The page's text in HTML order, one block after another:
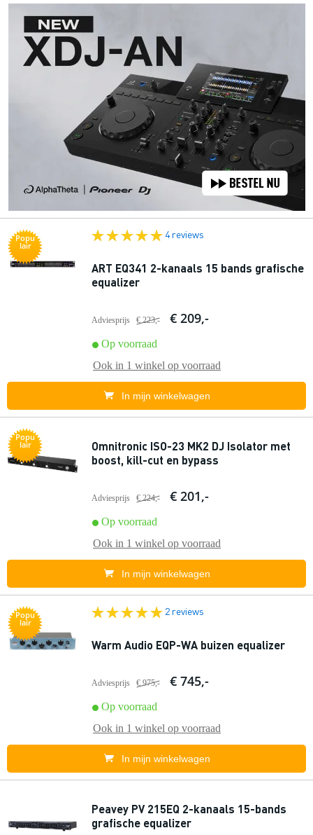
Popu
lair
4 reviews
ART EQ341 2-kanaals 15 bands grafische
equalizer
Adviesprijs € 223,- € 209,-
Op voorraad
Ook in 1 winkel op voorraad
In mijn winkelwagen
Popu
lair
Omnitronic ISO-23 MK2 DJ Isolator met
boost, kill-cut en bypass
Adviesprijs € 224,- € 201,-
Op voorraad
Ook in 1 winkel op voorraad
In mijn winkelwagen
Popu
lair
2 reviews
Warm Audio EQP-WA buizen equalizer
Adviesprijs € 975,- € 745,-
Op voorraad
Ook in 1 winkel op voorraad
In mijn winkelwagen
Peavey PV 215EQ 2-kanaals 15-bands
grafische equalizer